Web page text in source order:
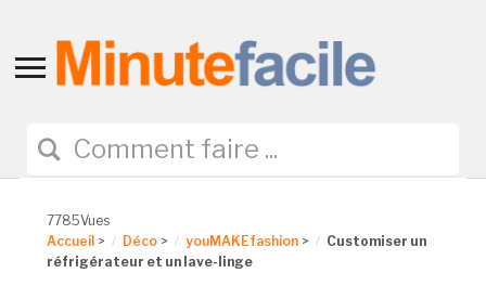
Toggle
navigation
7785Vues
Accueil > Déco > youMAKEfashion >
Customiser un
réfrigérateur et un lave-linge